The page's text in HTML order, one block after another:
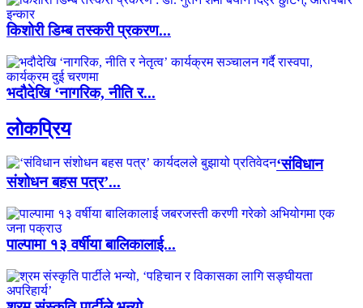
किशोरी डिम्ब तस्करी प्रकरण...
भदौदेखि ‘नागरिक, नीति र...
लाेकप्रिय
‘संविधान
संशोधन बहस पत्र’...
पाल्पामा १३ वर्षीया बालिकालाई...